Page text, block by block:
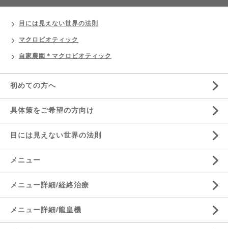
目には見えない世界の法則
マクロビオティック
自家農園＊マクロビオティック
初めての方へ
具体策をご希望の方向け
目には見えない世界の法則
メニュー
メニュー詳細/経絡治療
メニュー詳細/龍皇機